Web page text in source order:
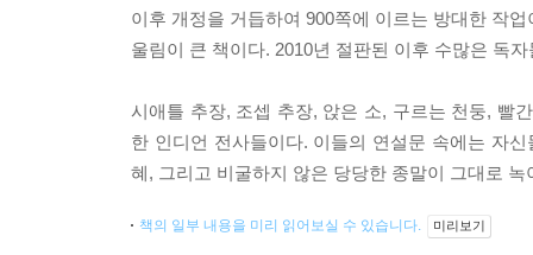
이후 개정을 거듭하여 900쪽에 이르는 방대한 작
울림이 큰 책이다. 2010년 절판된 이후 수많은 독
시애틀 추장, 조셉 추장, 앉은 소, 구르는 천둥, 빨
한 인디언 전사들이다. 이들의 연설문 속에는 자
혜, 그리고 비굴하지 않은 당당한 종말이 그대로
책의 일부 내용을 미리 읽어보실 수 있습니다. 미리보기